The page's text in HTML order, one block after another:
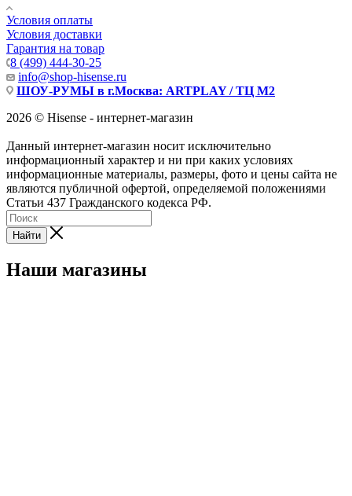
Условия оплаты
Условия доставки
Гарантия на товар
8 (499) 444-30-25
info@shop-hisense.ru
ШОУ-РУМЫ в г.Москва: ARTPLAY / ТЦ М2
2026 © Hisense - интернет-магазин
Данный интернет-магазин носит исключительно
информационный характер и ни при каких условиях
информационные материалы, размеры, фото и цены сайта не
являются публичной офертой, определяемой положениями
Статьи 437 Гражданского кодекса РФ.
Найти
Наши магазины